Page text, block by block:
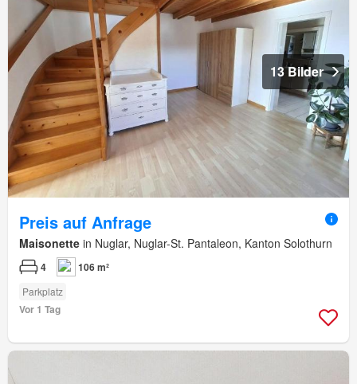
13 Bilder
Preis auf Anfrage
Maisonette in Nuglar, Nuglar-St. Pantaleon, Kanton Solothurn
4 106 m²
Parkplatz
Vor 1 Tag